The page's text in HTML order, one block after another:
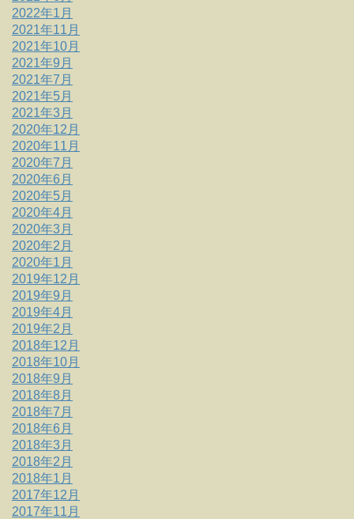
2022年1月
2021年11月
2021年10月
2021年9月
2021年7月
2021年5月
2021年3月
2020年12月
2020年11月
2020年7月
2020年6月
2020年5月
2020年4月
2020年3月
2020年2月
2020年1月
2019年12月
2019年9月
2019年4月
2019年2月
2018年12月
2018年10月
2018年9月
2018年8月
2018年7月
2018年6月
2018年3月
2018年2月
2018年1月
2017年12月
2017年11月